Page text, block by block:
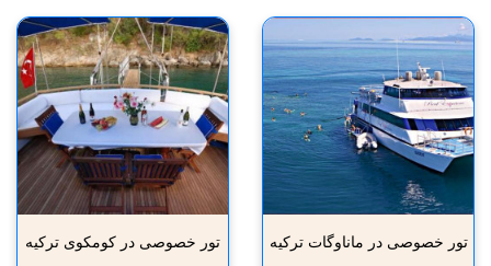
تور خصوصی در ماناوگات ترکیه تور خصوصی در کومکوی ترکیه